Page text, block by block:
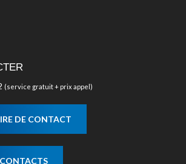
(service gratuit + prix appel)
DE CONTACT